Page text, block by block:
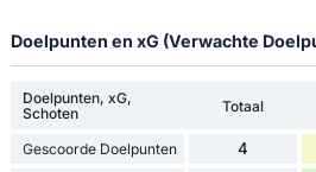
Doelpunten en xG (Verwachte
Doelpunten, xG,
Schoten
Totaal
Gescoorde Doelpunten 4